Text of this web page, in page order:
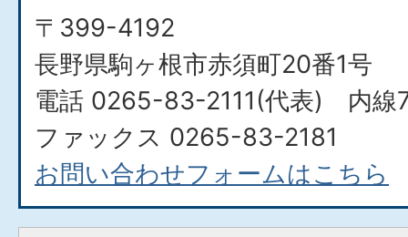
〒399-4192
長野県駒ヶ根市赤須町20番1号
電話 0265-83-2111(代表) 内線
ファックス 0265-83-2181
お問い合わせフォームはこちら